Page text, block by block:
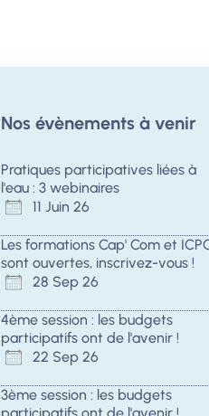
Nos évènements à venir
Pratiques participatives liées à
l'eau : 3 webinaires
11 Juin 26
Les formations Cap' Com et
sont ouvertes, inscrivez-vous !
28 Sep 26
4ème session : les budgets
participatifs ont de l'avenir !
22 Sep 26
3ème session : les budgets